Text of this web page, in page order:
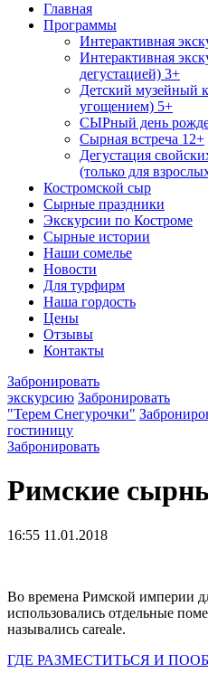
Главная
Программы
Интерактивная
Интерактивная
дегустацией) 3+
Детский музейный
угощением) 5+
СЫРный день
Сырная встреча 12+
Дегустация
(только для
Костромской сыр
Сырные праздники
Экскурсии по Костроме
Сырные истории
Наши сомелье
Новости
Для турфирм
Наша гордость
Цены
Отзывы
Контакты
Забронировать
экскурсию Забронировать
"Терем Снегурочки"
гостиницу
Забронировать
Римские
16:55 11.01.2018
Во времена Римской империи
использовались отдельные
назывались careale.
ГДЕ РАЗМЕСТИТЬСЯ И